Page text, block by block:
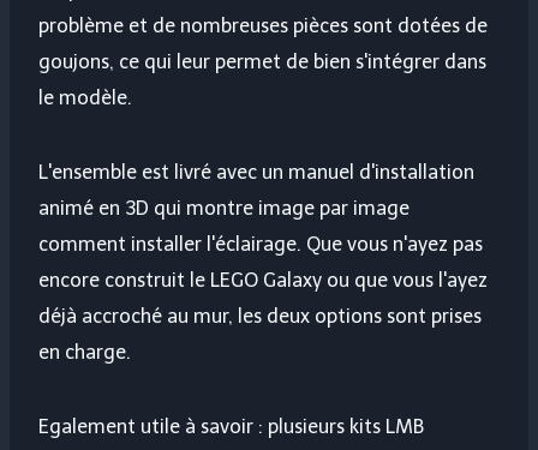
problème et de nombreuses pièces sont dotées de
goujons, ce qui leur permet de bien s'intégrer dans
le modèle.
L'ensemble est livré avec un manuel d'installation
animé en 3D qui montre image par image
comment installer l'éclairage. Que vous n'ayez pas
encore construit le LEGO Galaxy ou que vous l'ayez
déjà accroché au mur, les deux options sont prises
en charge.
Egalement utile à savoir : plusieurs kits LMB